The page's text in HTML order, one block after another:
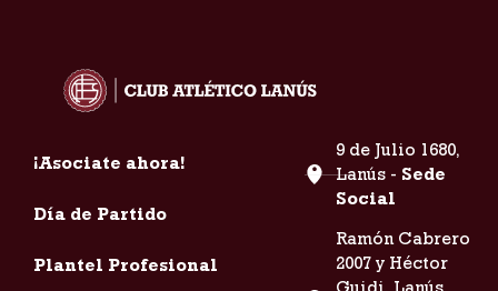
¡Asociate ahora!
Día de Partido
Plantel Profesional
9 de Julio 1680,
Lanús - Sede
Social
Ramón Cabrero
2007 y Héctor